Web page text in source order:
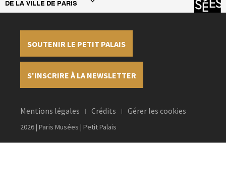
DE LA VILLE DE PARIS
SOUTENIR LE PETIT PALAIS
S'INSCRIRE À LA NEWSLETTER
Mentions légales Crédits Gérer les cookies
2026 | Paris Musées | Petit Palais